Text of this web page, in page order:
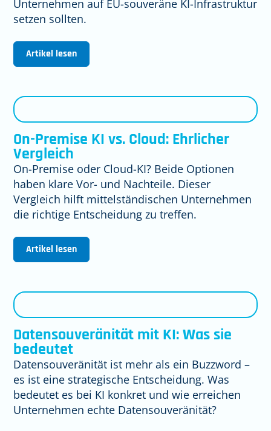
Unternehmen auf EU-souveräne KI-Infrastruktur
setzen sollten.
Artikel lesen
On-Premise KI vs. Cloud: Ehrlicher
Vergleich
On-Premise oder Cloud-KI? Beide Optionen
haben klare Vor- und Nachteile. Dieser
Vergleich hilft mittelständischen Unternehmen
die richtige Entscheidung zu treffen.
Artikel lesen
Datensouveränität mit KI: Was sie
bedeutet
Datensouveränität ist mehr als ein Buzzword –
es ist eine strategische Entscheidung. Was
bedeutet es bei KI konkret und wie erreichen
Unternehmen echte Datensouveränität?